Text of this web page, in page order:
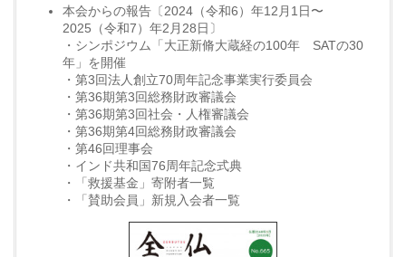
本会からの報告〔2024（令和6）年12月1日〜
2025（令和7）年2月28日〕
・シンポジウム「大正新脩大蔵経の100年 SATの30
年」を開催
・第3回法人創立70周年記念事業実行委員会
・第36期第3回総務財政審議会
・第36期第3回社会・人権審議会
・第36期第4回総務財政審議会
・第46回理事会
・インド共和国76周年記念式典
・「救援基金」寄附者一覧
・「賛助会員」新規入会者一覧